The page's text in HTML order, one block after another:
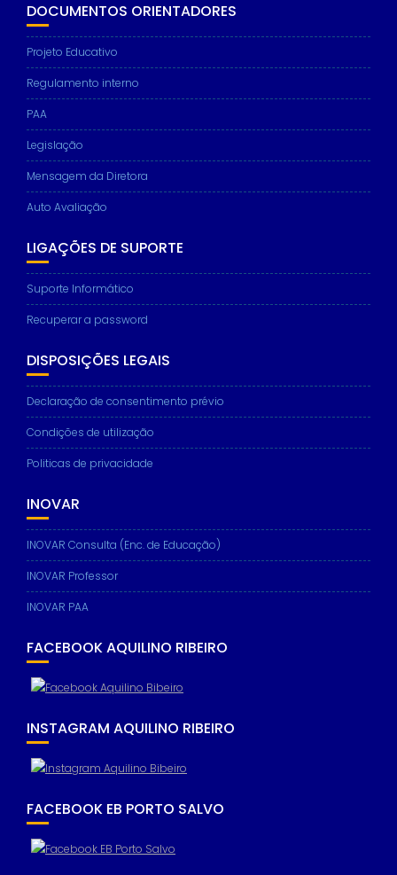
DOCUMENTOS ORIENTADORES
Projeto Educativo
Regulamento interno
PAA
Legislação
Mensagem da Diretora
Auto Avaliação
LIGAÇÕES DE SUPORTE
Suporte Informático
Recuperar a password
DISPOSIÇÕES LEGAIS
Declaração de consentimento prévio
Condições de utilização
Politicas de privacidade
INOVAR
INOVAR Consulta (Enc. de Educação)
INOVAR Professor
INOVAR PAA
FACEBOOK AQUILINO RIBEIRO
INSTAGRAM AQUILINO RIBEIRO
FACEBOOK EB PORTO SALVO